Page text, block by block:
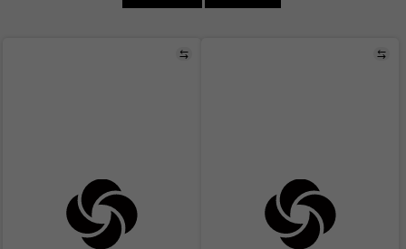
Порівняти